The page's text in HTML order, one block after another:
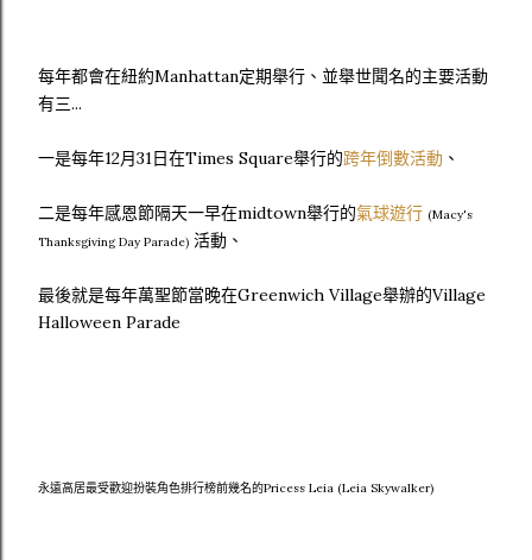
每年都會在紐約Manhattan定期舉行、並舉世聞名的主要活動
有三...
一是每年12月31日在Times Square舉行的跨年倒數活動 、
二是每年感恩節隔天一早在midtown舉行的氣球遊行 (Macy's
Thanksgiving Day Parade) 活動、
最後就是每年萬聖節當晚在Greenwich Village舉辦的Village
Halloween Parade
永遠高居最受歡迎扮裝角色排行榜前幾名的Pricess Leia (Leia Skywalker)